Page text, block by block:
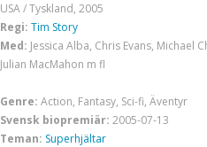
USA / Tyskland, 2005
Regi: Tim Story
Med: Jessica Alba, Chris Evans, Michael
Julian MacMahon m fl
Genre: Action, Fantasy, Sci-fi, Äventyr
Svensk biopremiär: 2005-07-13
Teman: Superhjältar